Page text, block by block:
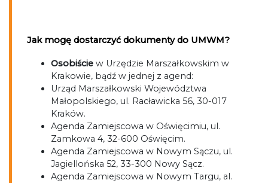
Jak mogę dostarczyć dokumenty do UMWM?
Osobiście w Urzędzie Marszałkowskim w
Krakowie, bądź w jednej z agend:
Urząd Marszałkowski Województwa
Małopolskiego, ul. Racławicka 56, 30-017
Kraków.
Agenda Zamiejscowa w Oświęcimiu, ul.
Zamkowa 4, 32-600 Oświęcim.
Agenda Zamiejscowa w Nowym Sączu, ul.
Jagiellońska 52, 33-300 Nowy Sącz.
Agenda Zamiejscowa w Nowym Targu, al.